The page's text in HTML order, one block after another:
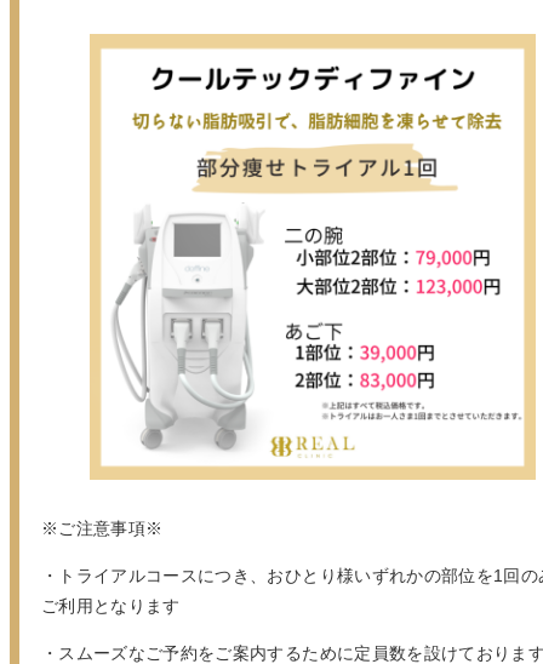
※ご注意事項※
・トライアルコースにつき、おひとり様いずれかの部位を1回の
ご利用となります
・スムーズなご予約をご案内するために定員数を設けておりま